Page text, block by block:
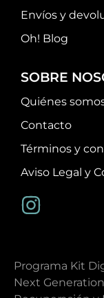
Envíos y
Oh! Blog
SOBRE
Quiénes
Contacto
Términos y
Aviso Legal y
Programa Kit
Next